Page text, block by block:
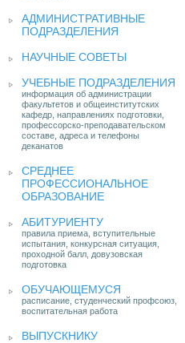
АДМИНИСТРАТИВНЫЕ
ПОДРАЗДЕЛЕНИЯ
НАУЧНЫЕ СОВЕТЫ
УЧЕБНЫЕ ПОДРАЗДЕЛЕНИЯ
информация об администрации
факультетов и общеинститутских
кафедр, направлениях подготовки,
профессорско-преподавательском
составе, адреса и телефоны
деканатов
СРЕДНЕЕ
ПРОФЕССИОНАЛЬНОЕ
ОБРАЗОВАНИЕ
АБИТУРИЕНТУ
правила приема, вступительные
испытания, конкурсная ситуация,
проходной балл, довузовская
подготовка
ОБУЧАЮЩЕМУСЯ
расписание, студенческий профсоюз,
воспитательная работа
ВЫПУСКНИКУ